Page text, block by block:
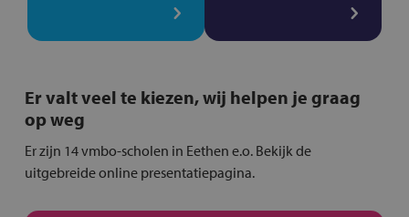
Er valt veel te kiezen, wij helpen je graag
op weg
Er zijn 14 vmbo-scholen in Eethen e.o. Bekijk de
uitgebreide online presentatiepagina.